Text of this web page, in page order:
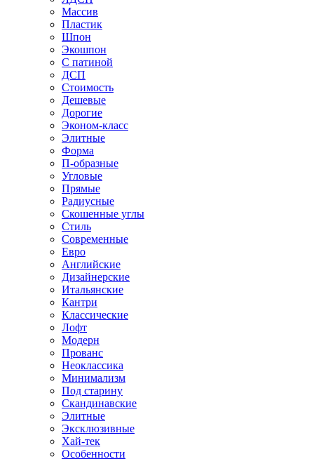
Массив
Пластик
Шпон
Экошпон
С патиной
ДСП
Стоимость
Дешевые
Дорогие
Эконом-класс
Элитные
Форма
П-образные
Угловые
Прямые
Радиусные
Скошенные углы
Стиль
Современные
Евро
Английские
Дизайнерские
Итальянские
Кантри
Классические
Лофт
Модерн
Прованс
Неоклассика
Минимализм
Под старину
Скандинавские
Элитные
Эксклюзивные
Хай-тек
Особенности